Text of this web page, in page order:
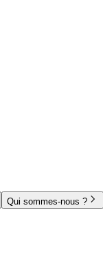
Qui sommes-nous ?